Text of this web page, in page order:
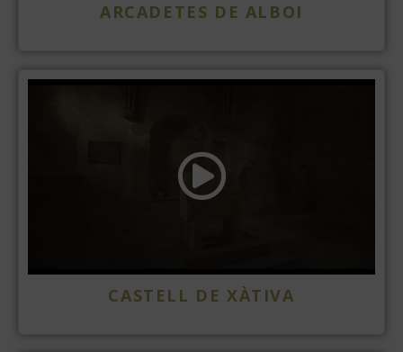
ARCADETES DE ALBOI
CASTELL DE XÀTIVA